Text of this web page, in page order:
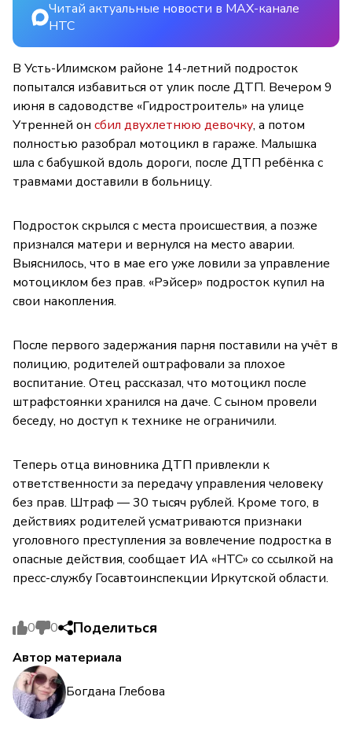
Читай актуальные новости в MAX-канале
НТС
В Усть-Илимском районе 14-летний подросток
попытался избавиться от улик после ДТП. Вечером 9
июня в садоводстве «Гидростроитель» на улице
Утренней он сбил двухлетнюю девочку, а потом
полностью разобрал мотоцикл в гараже. Малышка
шла с бабушкой вдоль дороги, после ДТП ребёнка с
травмами доставили в больницу.
Подросток скрылся с места происшествия, а позже
признался матери и вернулся на место аварии.
Выяснилось, что в мае его уже ловили за управление
мотоциклом без прав. «Рэйсер» подросток купил на
свои накопления.
После первого задержания парня поставили на учёт в
полицию, родителей оштрафовали за плохое
воспитание. Отец рассказал, что мотоцикл после
штрафстоянки хранился на даче. С сыном провели
беседу, но доступ к технике не ограничили.
Теперь отца виновника ДТП привлекли к
ответственности за передачу управления человеку
без прав. Штраф — 30 тысяч рублей. Кроме того, в
действиях родителей усматриваются признаки
уголовного преступления за вовлечение подростка в
опасные действия, сообщает ИА «НТС» со ссылкой на
пресс-службу Госавтоинспекции Иркутской области.
0 0 Поделиться
Автор материала
Богдана Глебова